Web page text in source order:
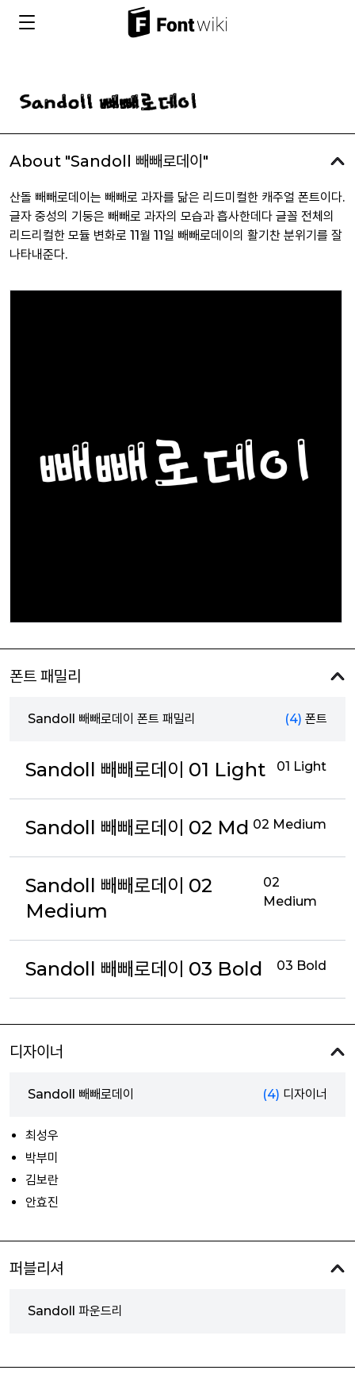
About "Sandoll 빼빼로데이"
산돌 빼빼로데이는 빼빼로 과자를 닮은 리드미컬한 캐주얼 폰트이다.
글자 중성의 기둥은 빼빼로 과자의 모습과 흡사한데다 글꼴 전체의
리드리컬한 모듈 변화로 11월 11일 빼빼로데이의 활기찬 분위기를 잘
나타내준다.
폰트 패밀리
Sandoll 빼빼로데이 폰트 패밀리 (4) 폰트
Sandoll 빼빼로데이 01 Light 01 Light
Sandoll 빼빼로데이 02 Md 02 Medium
Sandoll 빼빼로데이 02
Medium
02
Medium
Sandoll 빼빼로데이 03 Bold 03 Bold
디자이너
Sandoll 빼빼로데이 (4) 디자이너
최성우
박부미
김보란
안효진
퍼블리셔
Sandoll 파운드리